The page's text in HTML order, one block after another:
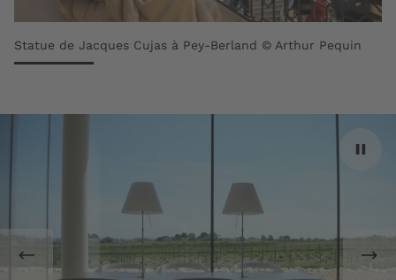
Statue de Jacques Cujas à Pey-Berland © Arthur Pequin